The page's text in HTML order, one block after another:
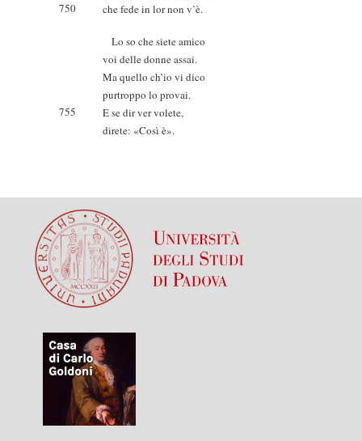
750
che fede in lor non v’è.
Lo so che siete amico
voi delle donne assai.
Ma quello ch’io vi dico
purtroppo lo provai.
755
E se dir ver volete,
direte: «Così è».